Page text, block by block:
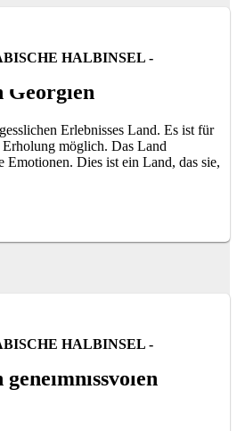
HALBINSEL -
Georgien
Erlebnisses Land. Es ist für
möglich. Das Land
Emotionen. Dies ist ein Land, das sie,
HALBINSEL -